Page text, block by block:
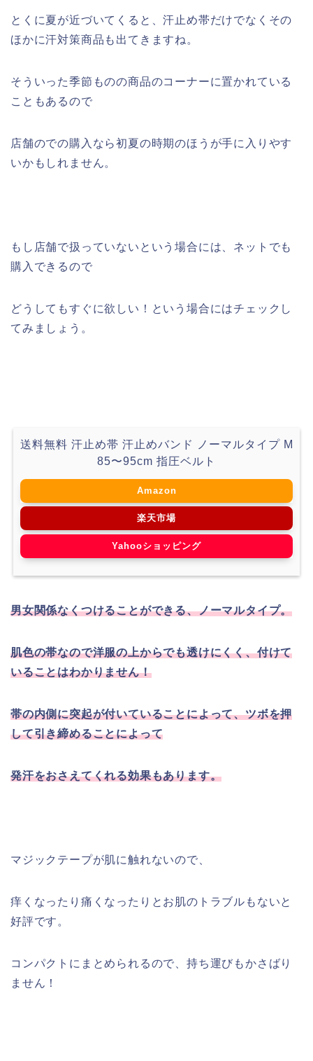
とくに夏が近づいてくると、汗止め帯だけでなくその
ほかに汗対策商品も出てきますね。
そういった季節ものの商品のコーナーに置かれている
こともあるので
店舗のでの購入なら初夏の時期のほうが手に入りやす
いかもしれません。
もし店舗で扱っていないという場合には、ネットでも
購入できるので
どうしてもすぐに欲しい！という場合にはチェックし
てみましょう。
送料無料 汗止め帯 汗止めバンド ノーマルタイプ M
85〜95cm 指圧ベルト
Amazon
楽天市場
Yahooショッピング
男女関係なくつけることができる、ノーマルタイプ。
肌色の帯なので洋服の上からでも透けにくく、付けて
いることはわかりません！
帯の内側に突起が付いていることによって、ツボを押
して引き締めることによって
発汗をおさえてくれる効果もあります。
マジックテープが肌に触れないので、
痒くなったり痛くなったりとお肌のトラブルもないと
好評です。
コンパクトにまとめられるので、持ち運びもかさばり
ません！